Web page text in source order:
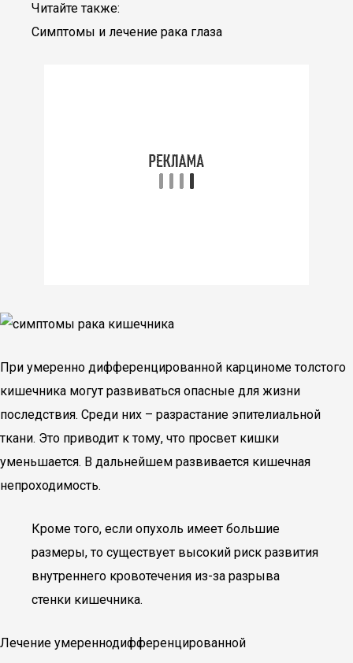
Читайте также:
Симптомы и лечение рака глаза
При умеренно дифференцированной карциноме толстого
кишечника могут развиваться опасные для жизни
последствия. Среди них – разрастание эпителиальной
ткани. Это приводит к тому, что просвет кишки
уменьшается. В дальнейшем развивается кишечная
непроходимость.
Кроме того, если опухоль имеет большие
размеры, то существует высокий риск развития
внутреннего кровотечения из-за разрыва
стенки кишечника.
Лечение умереннодифференцированной